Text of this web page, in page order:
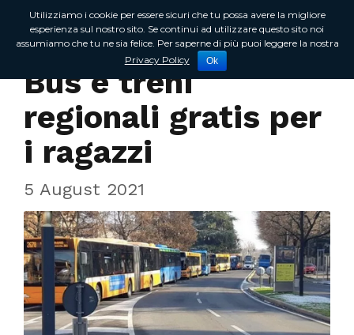
In Regione
Bus e treni
regionali gratis per
i ragazzi
5 August 2021
Utilizziamo i cookie per essere sicuri che tu possa avere la migliore
esperienza sul nostro sito. Se continui ad utilizzare questo sito noi
assumiamo che tu ne sia felice. Per saperne di più puoi leggere la nostra
Privacy Policy
Ok